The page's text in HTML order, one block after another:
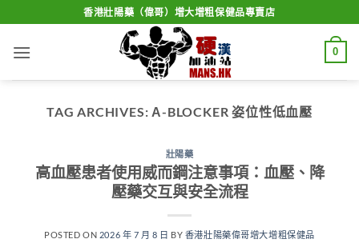
to
content
香港壯陽藥（偉哥）增大增粗保健品專賣店
0
TAG ARCHIVES: Α-BLOCKER 姿位性低血壓
壯陽藥
高血壓患者使用威而鋼注意事項：血壓、降
壓藥交互與安全流程
POSTED ON 2026 年 7 月 8 日 BY 香港壯陽藥偉哥增大增粗保健品